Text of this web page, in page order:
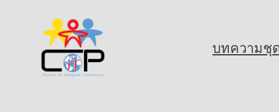
content
บทความชุ